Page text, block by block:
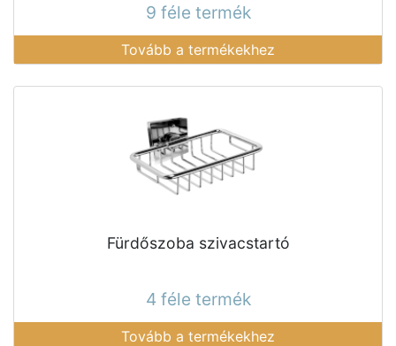
9 féle termék
Tovább a termékekhez
Fürdőszoba szivacstartó
4 féle termék
Tovább a termékekhez